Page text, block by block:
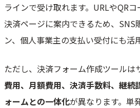
ラインで受け取れます。URLやQR
決済ページに案内できるため、SNS
ン、個人事業主の支払い受付にも活
ただし、決済フォーム作成ツールは
費用、月額費用、決済手数料、継続
ォームとの一体化が異なります。単